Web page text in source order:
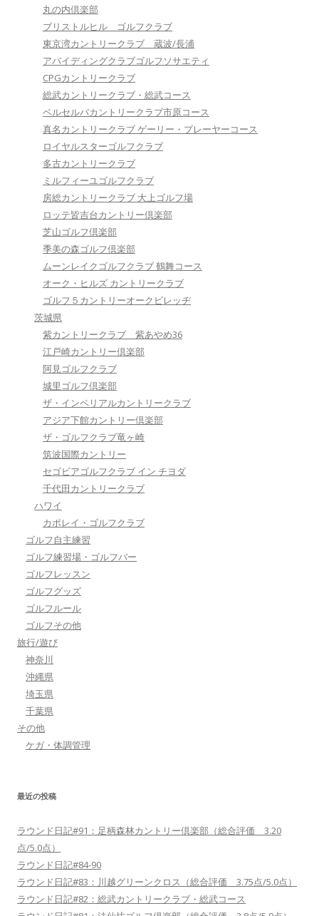
丸の内倶楽部
ブリストルヒル ゴルフクラブ
東京湾カントリークラブ 蔵波/長浦
アバイディングクラブゴルフソサエティ
CPGカントリークラブ
総武カントリークラブ・総武コース
ベルセルバカントリークラブ市原コース
真名カントリークラブ ゲーリー・プレーヤーコース
ロイヤルスターゴルフクラブ
多古カントリークラブ
ミルフィーユゴルフクラブ
房総カントリークラブ 大上ゴルフ場
ロッテ皆吉台カントリー倶楽部
芝山ゴルフ倶楽部
季美の森ゴルフ倶楽部
ムーンレイクゴルフクラブ 鶴舞コース
オーク・ヒルズ カントリークラブ
ゴルフ５カントリーオークビレッヂ
茨城県
紫カントリークラブ 紫あやめ36
江戸崎カントリー倶楽部
阿見ゴルフクラブ
城里ゴルフ倶楽部
ザ・インペリアルカントリークラブ
アジア下館カントリー倶楽部
ザ・ゴルフクラブ竜ヶ崎
筑波国際カントリー
セゴビアゴルフクラブ イン チヨダ
千代田カントリークラブ
ハワイ
カポレイ・ゴルフクラブ
ゴルフ自主練習
ゴルフ練習場・ゴルフバー
ゴルフレッスン
ゴルフグッズ
ゴルフルール
ゴルフその他
旅行/遊び
神奈川
沖縄県
埼玉県
千葉県
その他
ケガ・体調管理
最近の投稿
ラウンド日記#91：足柄森林カントリー倶楽部（総合評価 3.20
点/5.0点）
ラウンド日記#84-90
ラウンド日記#83：川越グリーンクロス（総合評価 3.75点/5.0点）
ラウンド日記#82：総武カントリークラブ・総武コース